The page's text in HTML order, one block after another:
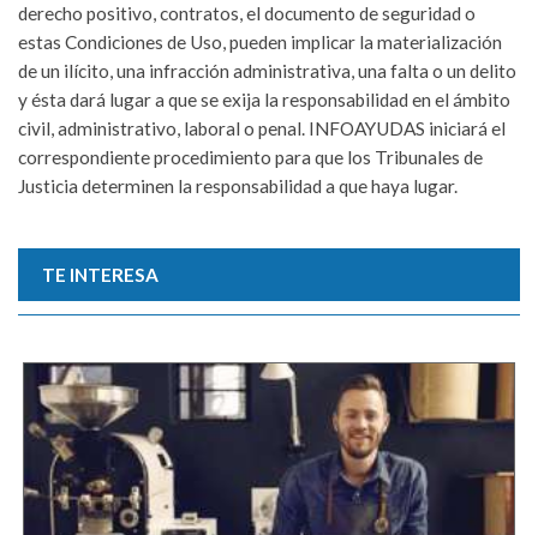
derecho positivo, contratos, el documento de seguridad o
estas Condiciones de Uso, pueden implicar la materialización
de un ilícito, una infracción administrativa, una falta o un delito
y ésta dará lugar a que se exija la responsabilidad en el ámbito
civil, administrativo, laboral o penal. INFOAYUDAS iniciará el
correspondiente procedimiento para que los Tribunales de
Justicia determinen la responsabilidad a que haya lugar.
TE INTERESA